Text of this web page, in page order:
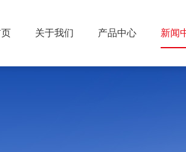
关于我们 产品中心 新闻